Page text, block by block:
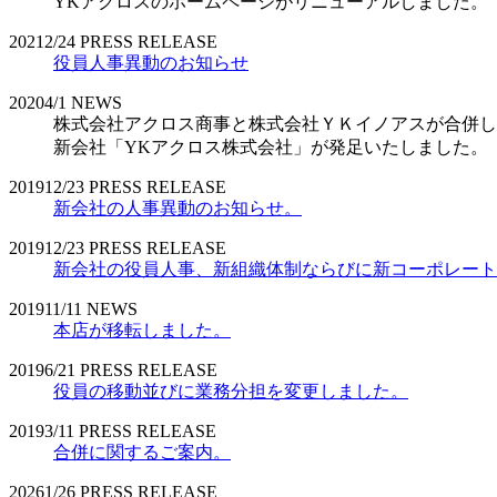
2021 2/24 PRESS RELEASE
役員人事異動のお知らせ
20204/1 NEWS
株式会社アクロス商事と株式会社ＹＫイノアスが合併し
新会社「YKアクロス株式会社」が発足いたしました。
201912/23 PRESS RELEASE
新会社の人事異動のお知らせ。
201912/23 PRESS RELEASE
新会社の役員人事、新組織体制ならびに新コーポレート
201911/11 NEWS
本店が移転しました。
20196/21 PRESS RELEASE
役員の移動並びに業務分担を変更しました。
20193/11 PRESS RELEASE
合併に関するご案内。
20261/26 PRESS RELEASE